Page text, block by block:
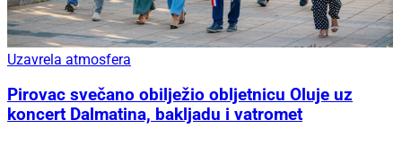
Uzavrela atmosfera
Pirovac svečano obilježio obljetnicu Oluje uz
koncert Dalmatina, bakljadu i vatromet